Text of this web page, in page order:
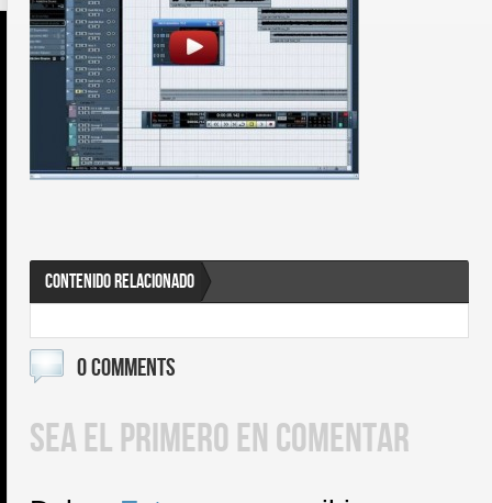
CONTENIDO RELACIONADO
0 COMMENTS
SEA EL PRIMERO EN COMENTAR